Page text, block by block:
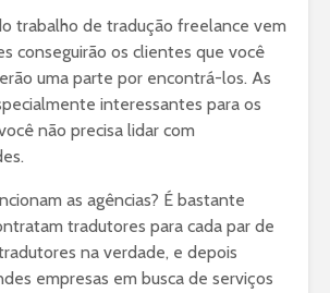
trabalho de tradução freelance vem
conseguirão os clientes que você
uma parte por encontrá-los. As
interessantes para os
não precisa lidar com
as agências? É bastante
tradutores para cada par de
na verdade, e depois
empresas em busca de serviços